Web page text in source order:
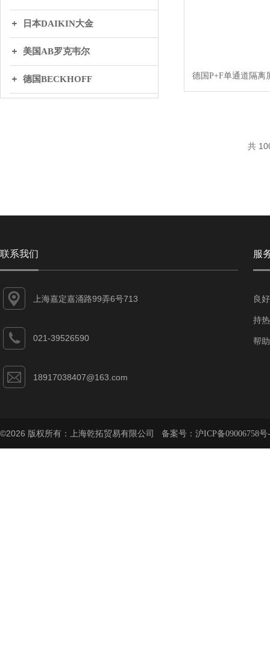
日本DAIKIN大金
美国AB罗克韦尔
德国BECKHOFF 德国P+F单通道隔离
共
联系我们
上海嘉定嘉涌路99弄6号713
021-39526590
18917038407@163.com
服
良
持
帮
©2026 版权所有：上海乾拓贸易有限公司 备案号： 沪ICP备09006758号